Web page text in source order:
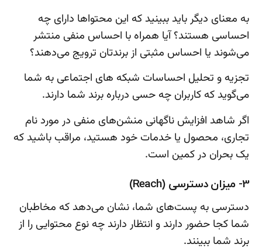
به معنای دیگر باید ببینید که این محتواها دارای چه
احساسی هستند؟ آیا همراه با احساس منفی منتشر
می‌شوند یا احساس مثبتی از برندتان ترویج می‌دهند؟
تجزیه و تحلیل احساسات شبکه های اجتماعی به شما
می‌گوید که کاربران چه حسی درباره برند شما دارند.
اگر شاهد افزایش ناگهانی منشن‌های منفی در مورد نام
تجاری، محصول یا خدمات خود هستید، مراقب باشید که
یک بحران در کمین است.
3- میزان دسترسی (Reach)
دسترسی به پست‌های شما، نشان می‌دهد که مخاطبان
شما کجا حضور دارند و انتظار دارند چه نوع محتوایی را از
برند شما ببینند.